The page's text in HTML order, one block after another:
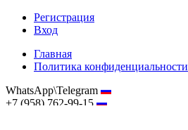
Регистрация
Вход
Главная
Политика конфиденциальности
WhatsApp\Telegram
+7 (958) 762-99-15